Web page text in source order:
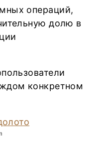
операций,
долю в
конкретном